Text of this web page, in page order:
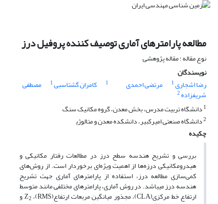
مطالعه پارامترهای آماری توصیف کننده پروفیل درز
نوع مقاله : مقاله پژوهشی
نویسندگان
رضا اشجاری1 مرتضی احمدی 1 کامران گشتاسبی1 مصطفی
شریف­زاده2
1 دانشگاه تربیت مدرس، بخش معدن، گروه مکانیک سنگ
2دانشگاه صنعتی امیرکبیر، دانشکده معدن و متالوژی‍
چکیده
بررسی و تشریح هندسه سطح درز در مطالعات رفتار مکانیکی و
هیدرومکانیکی درزه‌ها از اهمیت ویژه‌ای برخوردار است. از روش‌های
کمی‌سازی مطالعه درز، استفاده از پارامترهای آماری جهت تشریح
هندسه درز می­باشد. در روش آماری، پارامترهای مختلفی مانند متوسط
ارتفاع خط مرکزی(CLA)، مجذور میانگین مربعات ارتفاع(RMS)، Z 2 و